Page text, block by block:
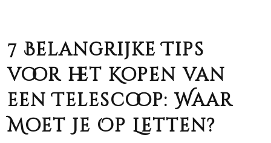
7 Belangrijke Tips
voor het Kopen van
een Telescoop: Waar
Moet Je Op Letten?